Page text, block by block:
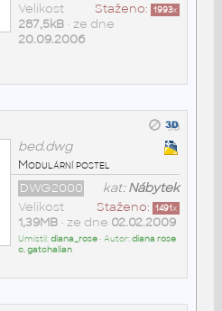
Staženo: 1993x
Velikost
287,5kB• ze dne
20.09.2006
bed.dwg
Modulární postel
kat:Nábytek
DWG2000
Staženo: 1491x
Velikost
1,39MB• ze dne 02.02.2009
Umístil:diana_rose• Autor:diana rose
c. gatchalian